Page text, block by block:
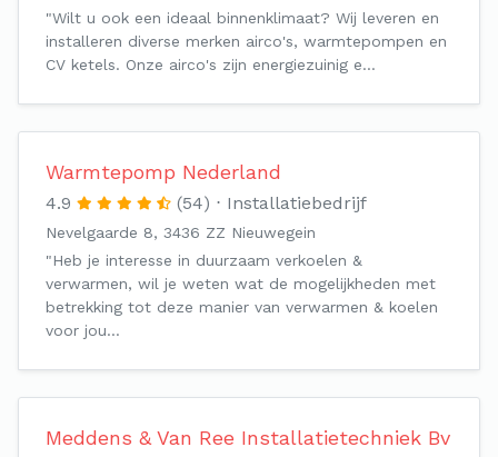
"Wilt u ook een ideaal binnenklimaat? Wij leveren en
installeren diverse merken airco's, warmtepompen en
CV ketels. Onze airco's zijn energiezuinig e…
Warmtepomp Nederland
4.9 (54) Installatiebedrijf
Nevelgaarde 8, 3436 ZZ Nieuwegein
"Heb je interesse in duurzaam verkoelen &
verwarmen, wil je weten wat de mogelijkheden met
betrekking tot deze manier van verwarmen & koelen
voor jou…
Meddens & Van Ree Installatietechniek Bv